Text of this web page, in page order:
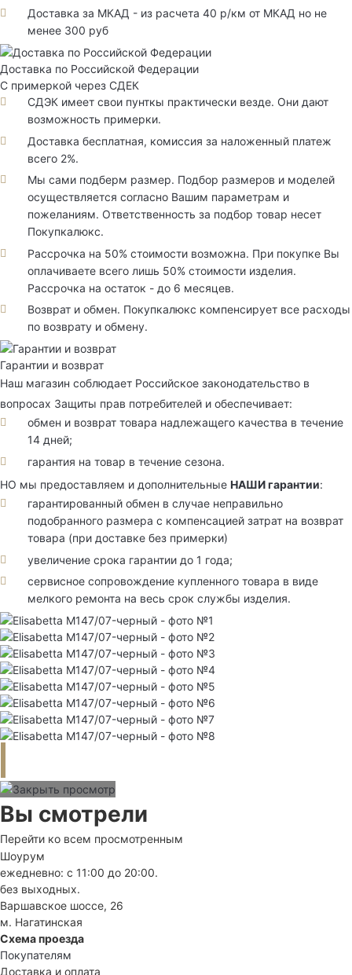
Доставка за МКАД - из расчета 40 р/км от МКАД но не
менее 300 руб
Доставка по Российской Федерации
С примеркой через СДЕК
СДЭК имеет свои пунткы практически везде. Они дают
возможность примерки.
Доставка бесплатная, комиссия за наложенный платеж
всего 2%.
Мы сами подберм размер. Подбор размеров и моделей
осуществляется согласно Вашим параметрам и
пожеланиям. Ответственность за подбор товар несет
Покупкалюкс.
Рассрочка на 50% стоимости возможна. При покупке Вы
оплачиваете всего лишь 50% стоимости изделия.
Рассрочка на остаток - до 6 месяцев.
Возврат и обмен. Покупкалюкс компенсирует все расходы
по возврату и обмену.
Гарантии и возврат
Наш магазин соблюдает Российское законодательство в
вопросах Защиты прав потребителей и обеспечивает:
обмен и возврат товара надлежащего качества в течение
14 дней;
гарантия на товар в течение сезона.
НО мы предоставляем и дополнительные НАШИ гарантии:
гарантированный обмен в случае неправильно
подобранного размера с компенсацией затрат на возврат
товара (при доставке без примерки)
увеличение срока гарантии до 1 года;
сервисное сопровождение купленного товара в виде
мелкого ремонта на весь срок службы изделия.
Вы смотрели
Перейти ко всем просмотренным
Шоурум
ежедневно: с 11:00 до 20:00.
без выходных.
Варшавское шоссе, 26
м. Нагатинская
Схема проезда
Покупателям
Доставка и оплата